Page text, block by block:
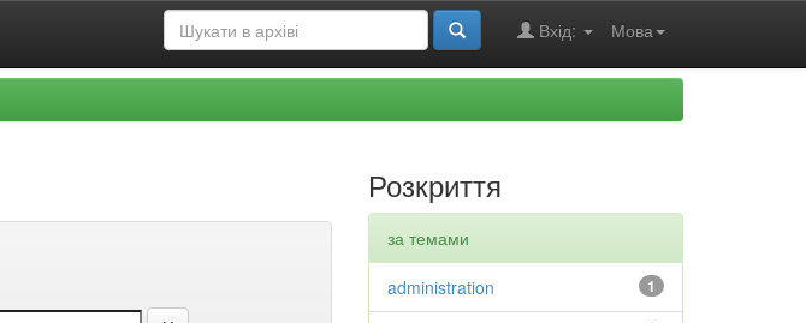
Мова
Вхід:
Розкриття
за темами
1
administration